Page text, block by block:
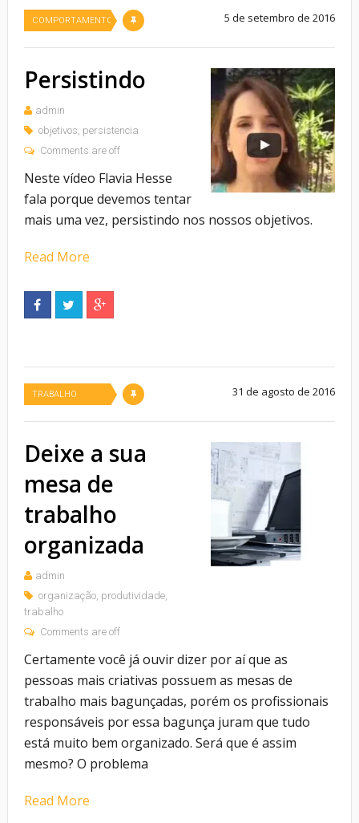
COMPORTAMENTO 5 de setembro de 2016
Persistindo
admin
objetivos, persistencia
Comments are off
Neste vídeo Flavia Hesse
fala porque devemos tentar
mais uma vez, persistindo nos nossos objetivos.
Read More
TRABALHO 31 de agosto de 2016
Deixe a sua
mesa de
trabalho
organizada
admin
organização, produtividade,
trabalho
Comments are off
Certamente você já ouvir dizer por aí que as
pessoas mais criativas possuem as mesas de
trabalho mais bagunçadas, porém os profissionais
responsáveis por essa bagunça juram que tudo
está muito bem organizado. Será que é assim
mesmo? O problema
Read More